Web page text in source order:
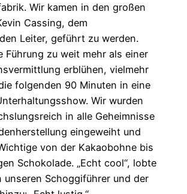
Wir kamen in den großen
Cassing, dem
Leiter, geführt zu werden.
Führung zu weit mehr als einer
erblühen, vielmehr
folgenden 90 Minuten in eine
Wir wurden
in alle Geheimnisse
eingeweiht und
von der Kakaobohne bis
Schokolade. „Echt cool“, lobte
unseren Schoggiführer und der